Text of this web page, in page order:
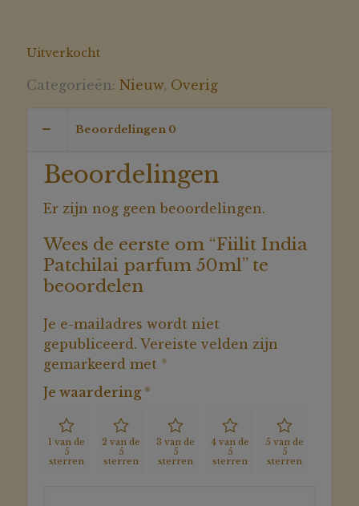
Uitverkocht
Categorieën: Nieuw, Overig
Beoordelingen 0
Beoordelingen
Er zijn nog geen beoordelingen.
Wees de eerste om “Fiilit India
Patchilai parfum 50ml” te
beoordelen
Je e-mailadres wordt niet
gepubliceerd. Vereiste velden zijn
gemarkeerd met *
Je waardering *
1 van de
5
sterren
2 van de
5
sterren
3 van de
5
sterren
4 van de
5
sterren
5 van de
5
sterren